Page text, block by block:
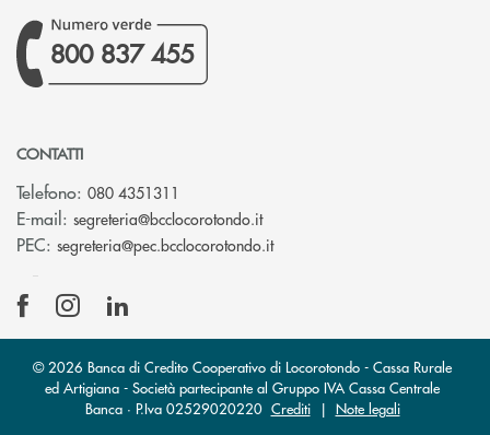
800 837 455
CONTATTI
Telefono: 080 4351311
E-mail: segreteria@bcclocorotondo.it(si apre l’app di posta
PEC: segreteria@pec.bcclocorotondo.it(si apre l’app di posta
© 2026 Banca di Credito Cooperativo di Locorotondo - Cassa Rurale
ed Artigiana - Società partecipante al Gruppo IVA Cassa Centrale
Banca · P.Iva 02529020220 Crediti| Note legali